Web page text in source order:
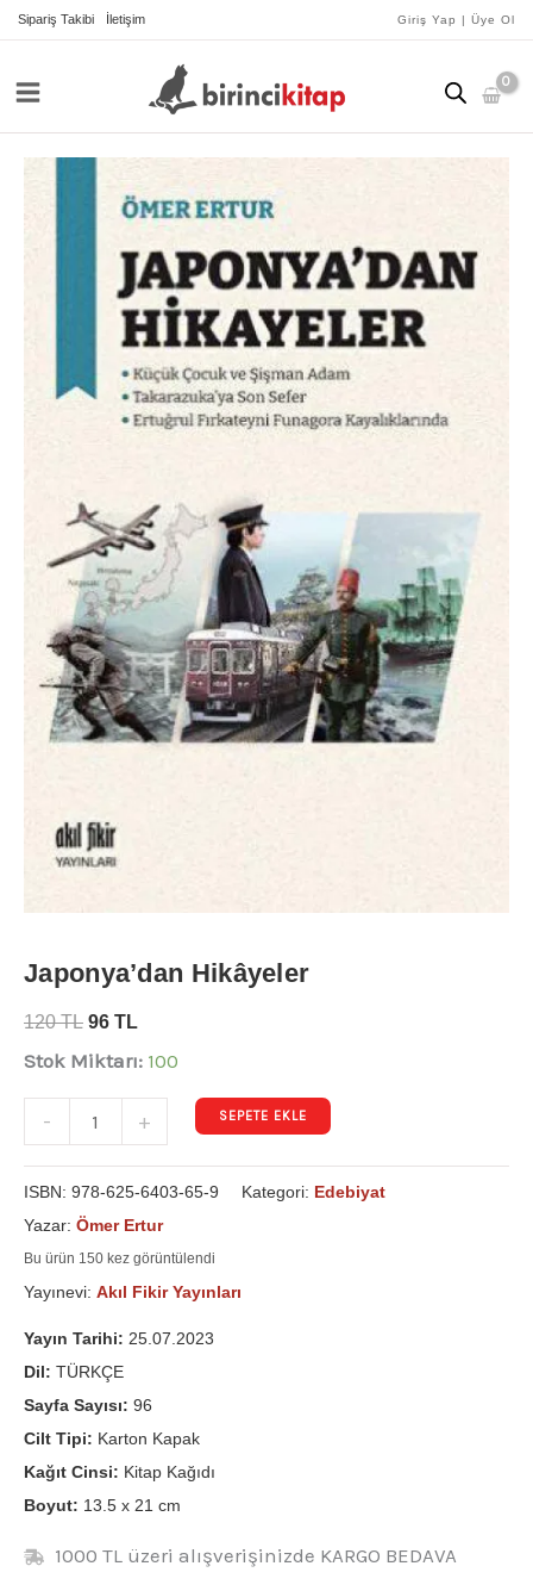
İçeriğe
Sipariş Takibi İletişim Giriş Yap | Üye Ol
Japonya’dan Hikâyeler
120TL 96 TL
Stok Miktarı: 100
- + SEPETE EKLE
ISBN: 978-625-6403-65-9 Kategori: Edebiyat
Yazar: Ömer Ertur
Bu ürün 150 kez görüntülendi
Yayınevi: Akıl Fikir Yayınları
Yayın Tarihi: 25.07.2023
Dil: TÜRKÇE
Sayfa Sayısı: 96
Cilt Tipi: Karton Kapak
Kağıt Cinsi: Kitap Kağıdı
Boyut: 13.5 x 21 cm
1000 TL üzeri alışverişinizde KARGO BEDAVA